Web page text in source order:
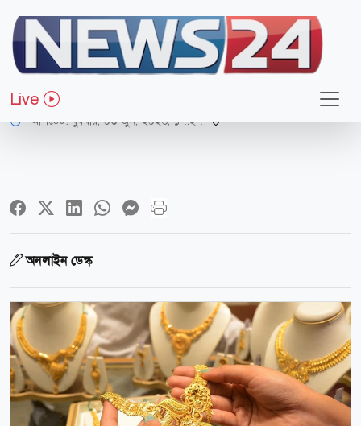
Live
অর্থ-বাণিজ্য
বিশ্ববাজারে আবারও কমলো স্বর্ণের দাম
আপডেট: বুধবার, ০৩ জুন, ২০২৬, ১৭:২৭
অনলাইন ডেস্ক